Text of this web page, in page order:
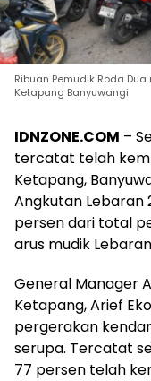
Ribuan Pemudik Roda
Ketapang Banyuwangi
IDNZONE.COM –
tercatat telah
Ketapang,
Angkutan Lebaran
persen dari total
arus mudik
General Manager
Ketapang, Arief
pergerakan
serupa. Tercatat
77 persen telah